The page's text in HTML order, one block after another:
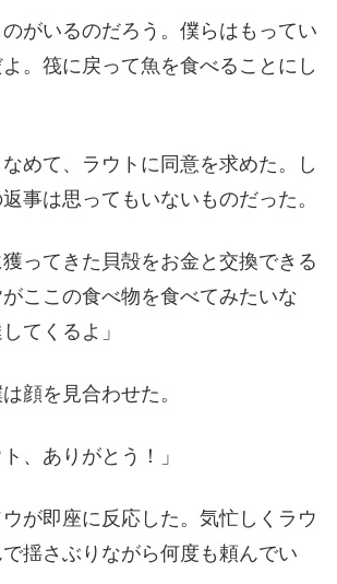
のがいるのだろう。僕らはもってい
。筏に戻って魚を食べることにし
めて、ラウトに同意を求めた。し
事は思ってもいないものだった。
獲ってきた貝殻をお金と交換できる
ここの食べ物を食べてみたいな
てくるよ」
顔を見合わせた。
、ありがとう！」
が即座に反応した。気忙しくラウ
で揺さぶりながら何度も頼んでい